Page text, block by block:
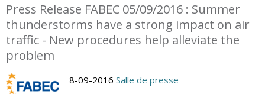
Press Release FABEC 05/09/2016 : Summer
thunderstorms have a strong impact on air
traffic - New procedures help alleviate the
problem
8-09-2016 Salle de presse